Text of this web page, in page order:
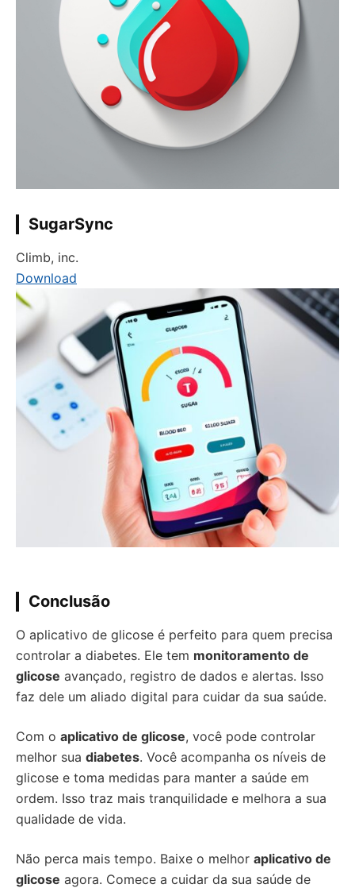
SugarSync
Climb, inc.
Download
Conclusão
O aplicativo de glicose é perfeito para quem precisa
controlar a diabetes. Ele tem monitoramento de
glicose avançado, registro de dados e alertas. Isso
faz dele um aliado digital para cuidar da sua saúde.
Com o aplicativo de glicose, você pode controlar
melhor sua diabetes. Você acompanha os níveis de
glicose e toma medidas para manter a saúde em
ordem. Isso traz mais tranquilidade e melhora a sua
qualidade de vida.
Não perca mais tempo. Baixe o melhor aplicativo de
glicose agora. Comece a cuidar da sua saúde de